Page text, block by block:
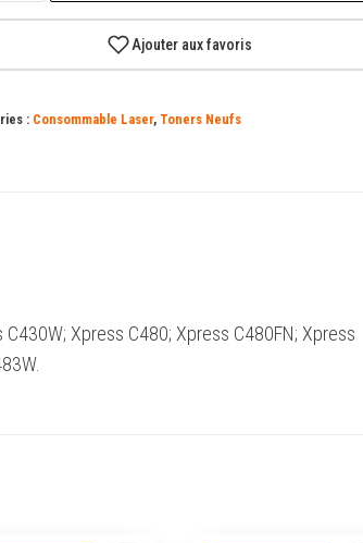
Ajouter aux favoris
: Consommable Laser, Toners Neufs
Xpress C480; Xpress C480FN; Xpress